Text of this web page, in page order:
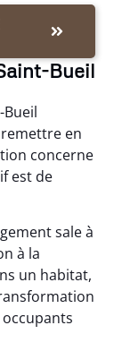
Bueil
en
concerne
est de
sale à
à la
un habitat,